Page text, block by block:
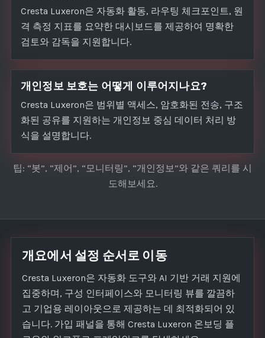
Cresta Luxeron은 자동화 활동, 라우팅 체크포인트, 원
격 측정 지표를 요약한 대시보드를 제공하여 명확한
검토와 감독을 지원합니다.
개인정보 보호는 어떻게 이루어지나요?
Cresta Luxeron은 범위별 액세스, 암호화된 전송, 구조
화된 공유를 지원하는 개인정보 중심 데이터 처리 방
식을 설명합니다.
팁: “봇”, “제어”, “모니터링”, “개인정보”와 같은 쿼리를 시
도해보세요.
개요에서 설정 순서로 이동
Cresta Luxeron은 자동화 도구와 AI 기반 거래 지원에
집중하며, 구성 인터페이스와 모니터링 뷰를 깔끔하
고 기업용 레이아웃으로 제공하는 데 최적화되어 있
습니다. 가입 패널을 통해 Cresta Luxeron 온보딩 플